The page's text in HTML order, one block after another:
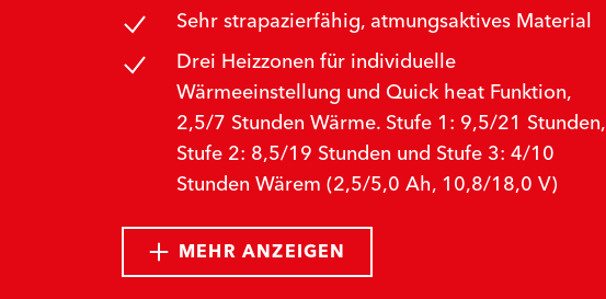
Sehr strapazierfähig, atmungsaktives Material
Drei Heizzonen für individuelle
Wärmeeinstellung und Quick heat Funktion,
2,5/7 Stunden Wärme. Stufe 1: 9,5/21 Stunden,
Stufe 2: 8,5/19 Stunden und Stufe 3: 4/10
Stunden Wärem (2,5/5,0 Ah, 10,8/18,0 V)
MEHR ANZEIGEN